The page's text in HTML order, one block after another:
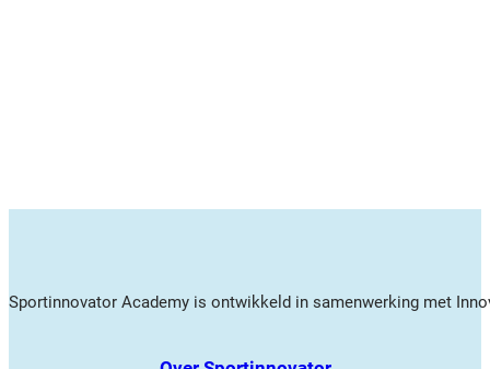
Sportinnovator Academy is ontwikkeld in samenwerking met